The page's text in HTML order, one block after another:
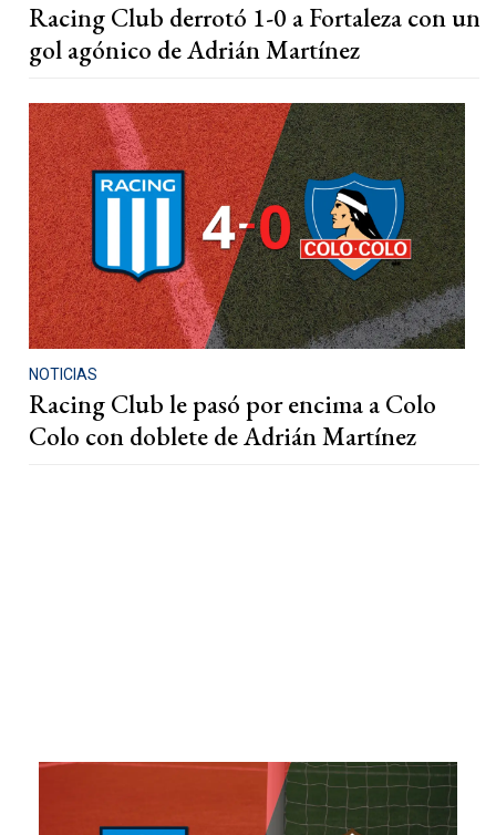
Racing Club derrotó 1-0 a Fortaleza con un
gol agónico de Adrián Martínez
NOTICIAS
Racing Club le pasó por encima a Colo
Colo con doblete de Adrián Martínez